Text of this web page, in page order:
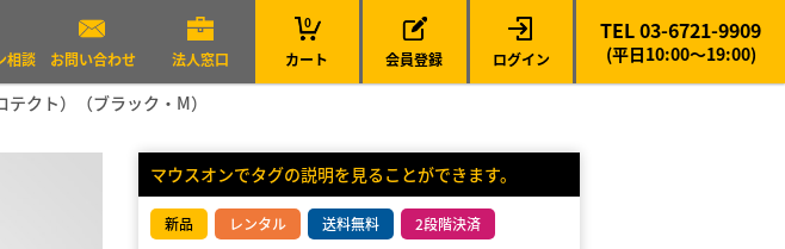
相談 お問い合わせ 法人窓口 カート
0
会員登録 ログイン
TEL 03-6721-9909
(平日10:00～19:00)
クト）（ブラック・M）
マウスオンでタグの説明を見ることができます。
新品 レンタル 送料無料 2段階決済